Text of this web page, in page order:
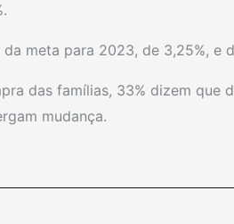
meta para 2023, de 3,25%, e
das famílias, 33% dizem que
mudança.